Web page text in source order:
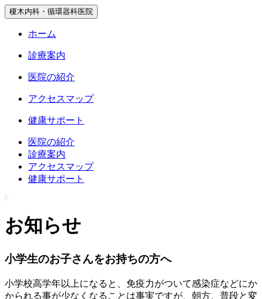
榎木内科・循環器科医院
ホーム
診療案内
医院の紹介
アクセスマップ
健康サポート
医院の紹介
診療案内
アクセスマップ
健康サポート
お知らせ
小学生のお子さんをお持ちの方へ
小学校高学年以上になると、免疫力がついて感染症などにか
かられる事が少なくなることは事実ですが、朝方、普段と変